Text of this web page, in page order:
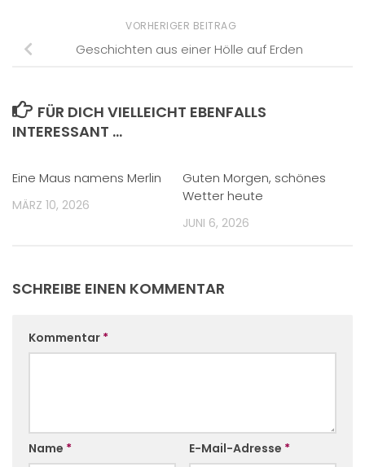
VORHERIGER BEITRAG
Geschichten aus einer Hölle auf Erden
FÜR DICH VIELLEICHT EBENFALLS
INTERESSANT …
Eine Maus namens Merlin
MÄRZ 10, 2026
Guten Morgen, schönes
Wetter heute
JUNI 6, 2026
SCHREIBE EINEN KOMMENTAR
Kommentar *
Name * E-Mail-Adresse *